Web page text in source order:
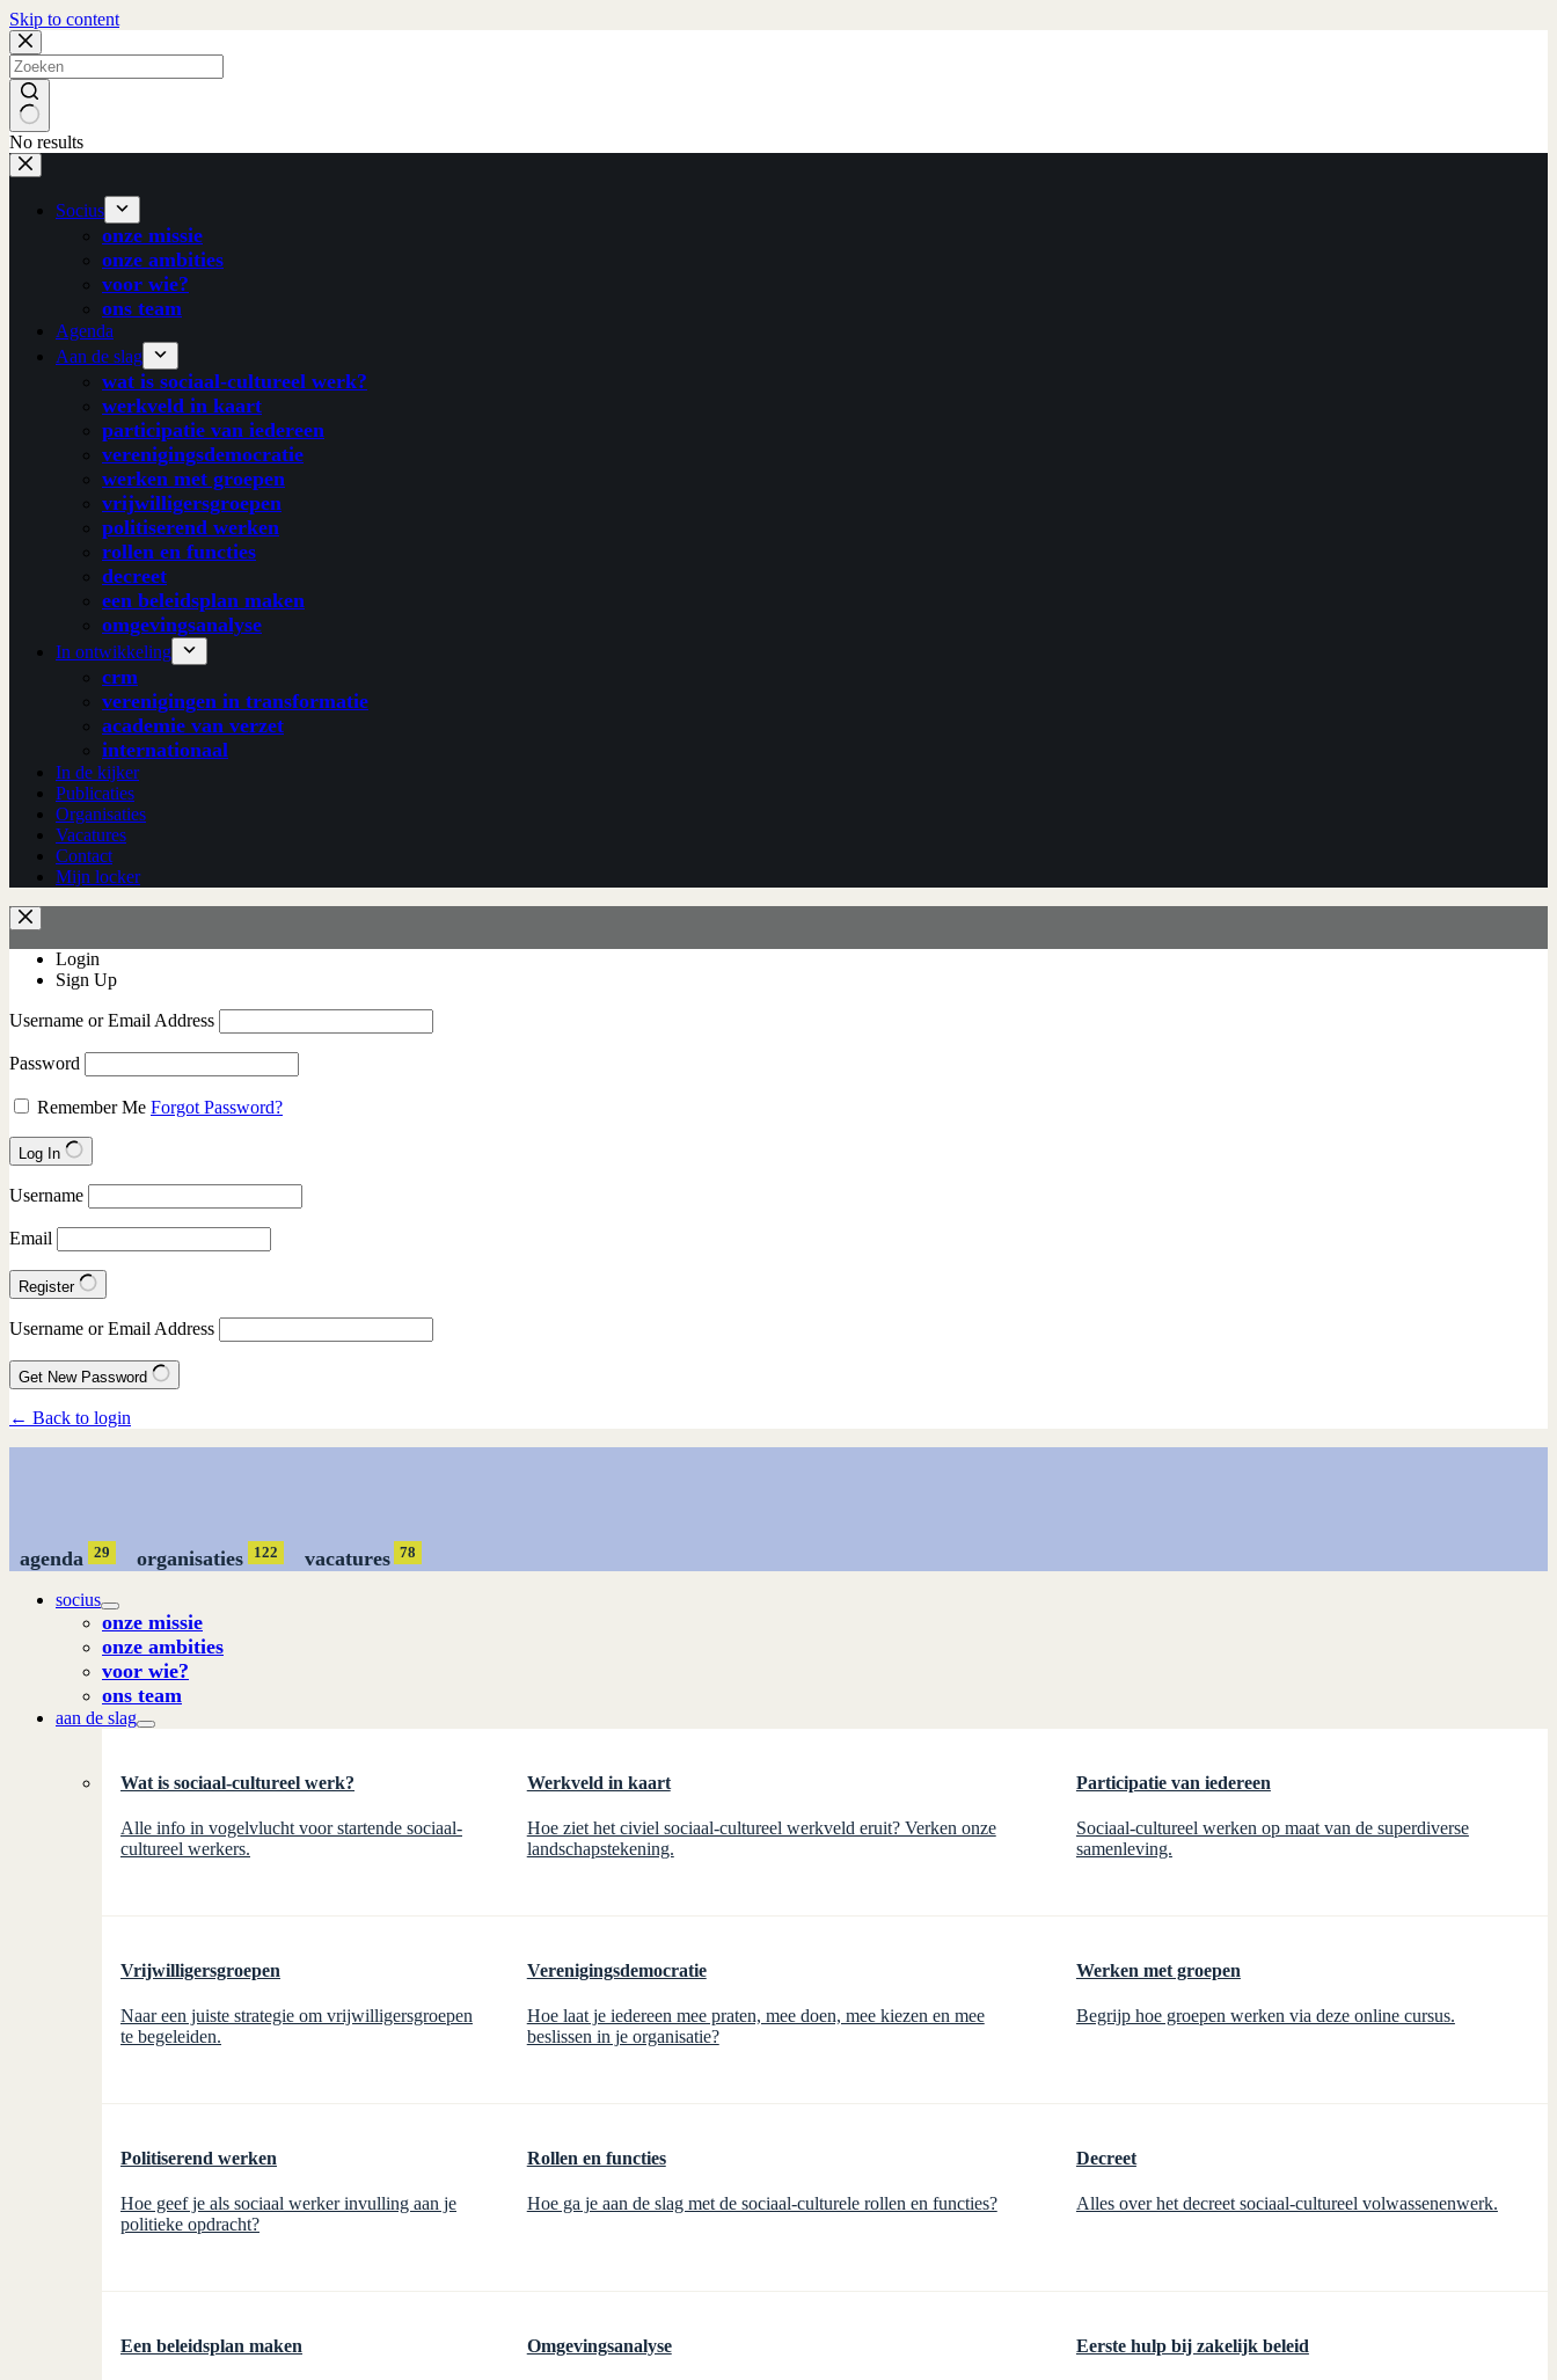
Skip to content
No results
Socius
onze missie
onze ambities
voor wie?
ons team
Agenda
Aan de slag
wat is sociaal-cultureel werk?
werkveld in kaart
participatie van iedereen
verenigingsdemocratie
werken met groepen
vrijwilligersgroepen
politiserend werken
rollen en functies
decreet
een beleidsplan maken
omgevingsanalyse
In ontwikkeling
crm
verenigingen in transformatie
academie van verzet
internationaal
In de kijker
Publicaties
Organisaties
Vacatures
Contact
Mijn locker
Login
Sign Up
Username or Email Address
Password
Remember Me Forgot Password?
Log In
Username
Email
Register
Username or Email Address
Get New Password
← Back to login
agenda 29 organisaties 122 vacatures 78
socius
onze missie
onze ambities
voor wie?
ons team
aan de slag
Wat is sociaal-cultureel werk?
Alle info in vogelvlucht voor startende sociaal-
cultureel werkers.
Vrijwilligersgroepen
Naar een juiste strategie om vrijwilligersgroepen
te begeleiden.
Politiserend werken
Hoe geef je als sociaal werker invulling aan je
politieke opdracht?
Een beleidsplan maken
Werkveld in kaart
Hoe ziet het civiel sociaal-cultureel werkveld eruit? Verken onze
landschapstekening.
Verenigingsdemocratie
Hoe laat je iedereen mee praten, mee doen, mee kiezen en mee
beslissen in je organisatie?
Rollen en functies
Hoe ga je aan de slag met de sociaal-culturele rollen en functies?
Omgevingsanalyse
Participatie van iedereen
Sociaal-cultureel werken op maat van de superdiverse
samenleving.
Werken met groepen
Begrijp hoe groepen werken via deze online cursus.
Decreet
Alles over het decreet sociaal-cultureel volwassenenwerk.
Eerste hulp bij zakelijk beleid